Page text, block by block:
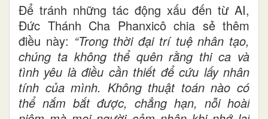
Để tránh những tác động xấu đến từ AI,
Đức Thánh Cha Phanxicô chia sẻ thêm
điều này: “Trong thời đại trí tuệ nhân tạo,
chúng ta không thể quên rằng thi ca và
tình yêu là điều cần thiết để cứu lấy nhân
tính của mình. Không thuật toán nào có
thể nắm bắt được, chẳng hạn, nỗi hoài